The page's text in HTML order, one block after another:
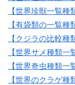
【世界珍獣一覧種
【有袋類の一覧種
【クジラの比較種
【世界サメ種類一
【世界奇虫種類一
【世界のクラゲ種